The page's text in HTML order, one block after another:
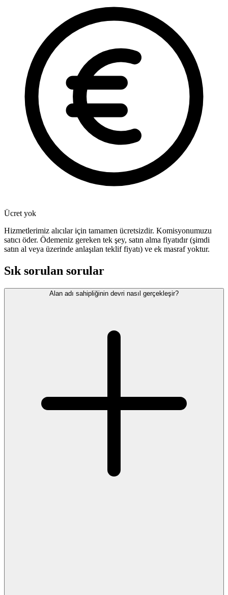
Ücret yok
Hizmetlerimiz alıcılar için tamamen ücretsizdir. Komisyonumuzu
satıcı öder. Ödemeniz gereken tek şey, satın alma fiyatıdır (şimdi
satın al veya üzerinde anlaşılan teklif fiyatı) ve ek masraf yoktur.
Sık sorulan sorular
Alan adı sahipliğinin devri nasıl gerçekleşir?